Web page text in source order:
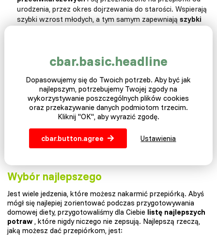
urodzenia, przez okres dojrzewania do starości. Wspierają
szybki wzrost młodych, a tym samym zapewniają szybki
bardzo podobny, prawie identyczny.
produkowanym w domu będązboża, tj. Pszenica lub
mączka pszenna, sorgo, owies i proso. Aby uzyskać
lepszą kondycję i witalność przepiórek, zalecamy dodanie
warzyw, zwłaszczasałaty, drobno startej marchwi,
surowego szpinaku, a także liści zwykłegomniszka
lekarskiegoz ogrodu. Aby upewnić się, że zawartość
białka jest tak wysoka, jak to możliwe, przygotuj zmielony
Wybór najlepszego
Jest wiele jedzenia, które możesz nakarmić przepiórką. Abyś
mógł się najlepiej zorientować podczas przygotowywania
domowej diety, przygotowaliśmy dla Ciebie listę najlepszych
potraw , które nigdy niczego nie zepsują. Najlepszą rzeczą,
jaką możesz dać przepiórkom, jest:
cbar.basic.headline
Dopasowujemy się do Twoich potrzeb. Aby być jak
najlepszym, potrzebujemy Twojej zgody na
wykorzystywanie poszczególnych plików cookies
oraz przekazywanie danych podmiotom trzecim.
Kliknij "OK", aby wyrazić zgodę.
cbar.button.agree Ustawienia